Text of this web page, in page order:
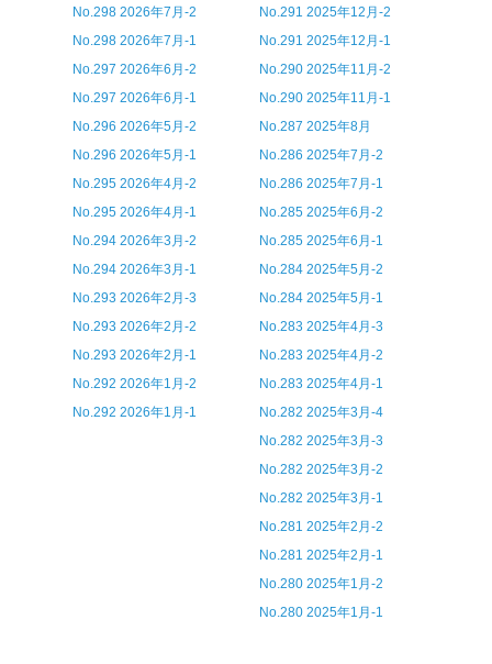
No.298 2026年7月-2
No.298 2026年7月-1
No.297 2026年6月-2
No.297 2026年6月-1
No.296 2026年5月-2
No.296 2026年5月-1
No.295 2026年4月-2
No.295 2026年4月-1
No.294 2026年3月-2
No.294 2026年3月-1
No.293 2026年2月-3
No.293 2026年2月-2
No.293 2026年2月-1
No.292 2026年1月-2
No.292 2026年1月-1
No.291 2025年12月-2
No.291 2025年12月-1
No.290 2025年11月-2
No.290 2025年11月-1
No.287 2025年8月
No.286 2025年7月-2
No.286 2025年7月-1
No.285 2025年6月-2
No.285 2025年6月-1
No.284 2025年5月-2
No.284 2025年5月-1
No.283 2025年4月-3
No.283 2025年4月-2
No.283 2025年4月-1
No.282 2025年3月-4
No.282 2025年3月-3
No.282 2025年3月-2
No.282 2025年3月-1
No.281 2025年2月-2
No.281 2025年2月-1
No.280 2025年1月-2
No.280 2025年1月-1